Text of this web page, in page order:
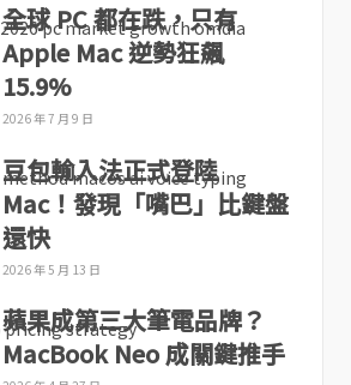
全球 PC 都在跌，只有
Apple Mac 逆勢狂飆
15.9%
2026 年 7 月 9 日
豆包輸入法正式登陸
Mac！發現「嘴巴」比鍵盤
還快
2026 年 5 月 13 日
蘋果成第三大筆電品牌？
MacBook Neo 成關鍵推手